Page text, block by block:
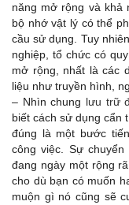
năng mở rộng và khả
bộ nhớ vật lý có thể
cầu sử dụng. Tuy
nghiệp, tổ chức có
mở rộng, nhất là các
liệu như truyền hình,
– Nhìn chung lưu trữ
biết cách sử dụng cẩn
đúng là một bước
công việc. Sự
đang ngày một rộng
cho dù bạn có muốn
muộn gì nó cũng sẽ